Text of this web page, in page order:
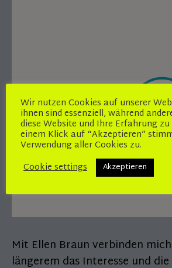
Mit Ellen Braun verbinden
längerem das Interesse und
Wir nutzen Cookies auf unserer
ihnen sind essenziell, während
diese Website und Ihre Erfahrung
einem Klick auf “Akzeptieren”
Verwendung aller Cookies zu.
Cookie settings
Akzeptieren